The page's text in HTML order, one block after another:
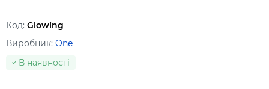
Код: Glowing
Виробник: One
В наявності